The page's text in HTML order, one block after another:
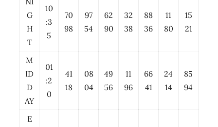
G
H
T
10
:3
5
70
98
97
54
62
90
32
38
88
36
11
80
15
21
M
ID
D
AY
01
:2
0
41
18
08
04
49
56
11
96
66
41
24
14
85
94
E